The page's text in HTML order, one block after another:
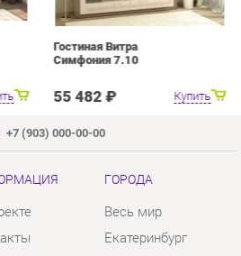
+7 (903) 000-00-00
и Акции
ГОРОДА
Весь мир